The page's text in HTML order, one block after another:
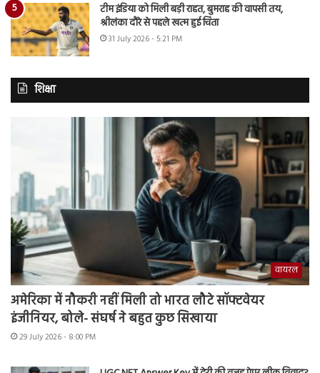
टीम इंडिया को मिली बड़ी राहत, बुमराह की वापसी तय,
श्रीलंका दौरे से पहले खत्म हुई चिंता
31 July 2026 - 5:21 PM
शिक्षा
वायरल
अमेरिका में नौकरी नहीं मिली तो भारत लौटे सॉफ्टवेयर
इंजीनियर, बोले- संघर्ष ने बहुत कुछ सिखाया
29 July 2026 - 8:00 PM